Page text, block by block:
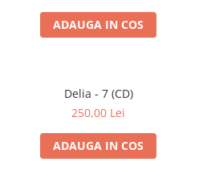
ADAUGA IN COS
Delia - 7 (CD)
250,00 Lei
ADAUGA IN COS